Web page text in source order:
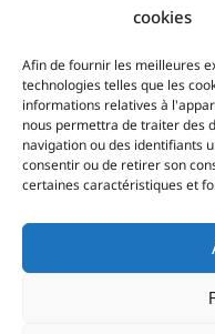
cookies
Afin de fournir les meilleures
technologies telles que les
informations relatives à
nous permettra de traiter des
navigation ou des identifiants
consentir ou de retirer son
certaines caractéristiques et
Nous contacter